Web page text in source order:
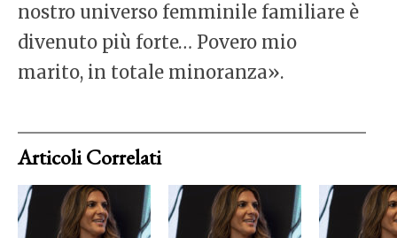
nostro universo femminile familiare è
divenuto più forte… Povero mio
marito, in totale minoranza».
Articoli Correlati